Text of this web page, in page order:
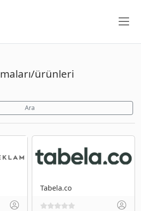
ürünleri
Ara
Tabela.co